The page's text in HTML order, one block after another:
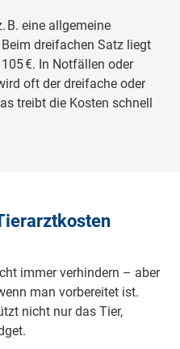
B. eine allgemeine
dreifachen Satz liegt
€. In Notfällen oder
oft der dreifache oder
treibt die Kosten schnell
immer verhindern – aber
man vorbereitet ist.
nicht nur das Tier,